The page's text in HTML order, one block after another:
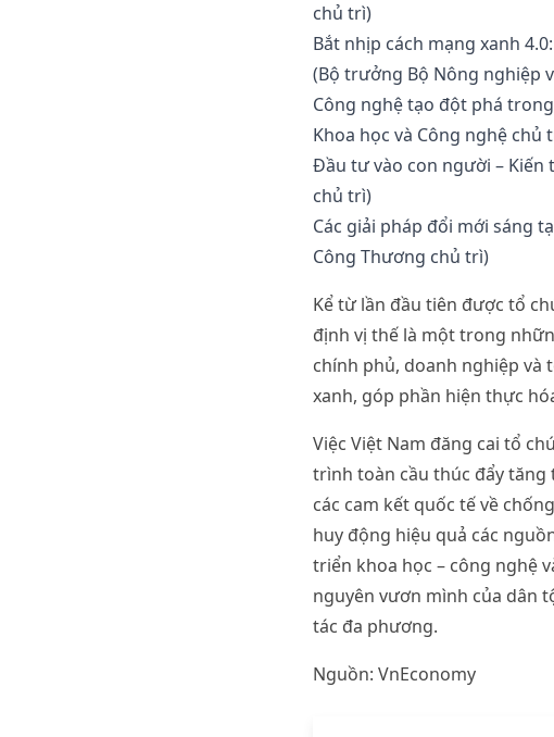
chủ trì)
Bắt nhịp cách mạng xanh
(Bộ trưởng Bộ Nông nghiệp
Công nghệ tạo đột phá
Khoa học và Công nghệ chủ
Đầu tư vào con người – Kiến
chủ trì)
Các giải pháp đổi mới sáng
Công Thương chủ trì)
Kể từ lần đầu tiên được tổ
định vị thế là một trong
chính phủ, doanh nghiệp và
xanh, góp phần hiện thực
Việc Việt Nam đăng cai tổ
trình toàn cầu thúc đẩy
các cam kết quốc tế về
huy động hiệu quả các
triển khoa học – công nghệ
nguyên vươn mình của dân
tác đa phương.
Nguồn: VnEconomy